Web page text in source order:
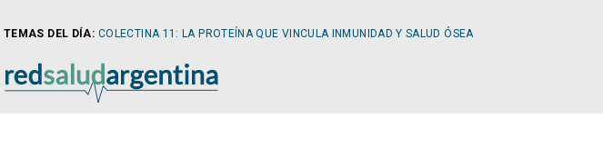
TEMAS DEL DÍA: COLECTINA 11: LA PROTEÍNA QUE VINCULA INMUNIDAD Y SALUD ÓSEA